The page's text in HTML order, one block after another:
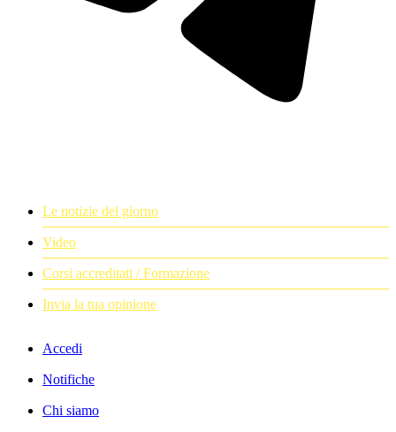
Le notizie del giorno
Video
Corsi accreditati / Formazione
Invia la tua opinione
Accedi
Notifiche
Chi siamo